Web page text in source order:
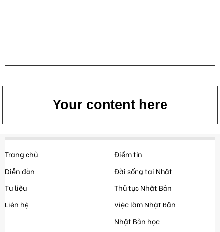
Your content here
Trang chủ
Diễn đàn
Tư liệu
Liên hệ
Điểm tin
Đời sống tại Nhật
Thủ tục Nhật Bản
Việc làm Nhật Bản
Nhật Bản học